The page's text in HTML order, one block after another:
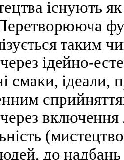
існують
таким
ідейно-
смаки, ідеали,
включення
до